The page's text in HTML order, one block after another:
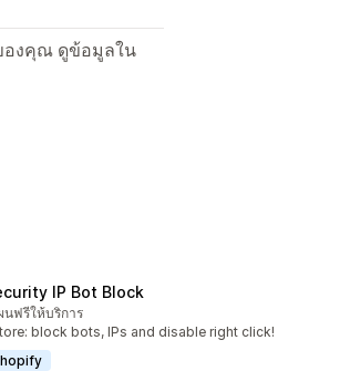
องคุณ ดูข้อมูลใน
IP Bot Block
นฟรีให้บริการ
block bots, IPs and disable right click!